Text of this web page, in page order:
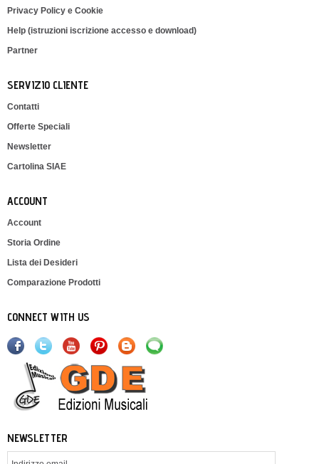
Privacy Policy e Cookie
Help (istruzioni iscrizione accesso e download)
Partner
SERVIZIO CLIENTE
Contatti
Offerte Speciali
Newsletter
Cartolina SIAE
ACCOUNT
Account
Storia Ordine
Lista dei Desideri
Comparazione Prodotti
CONNECT WITH US
NEWSLETTER